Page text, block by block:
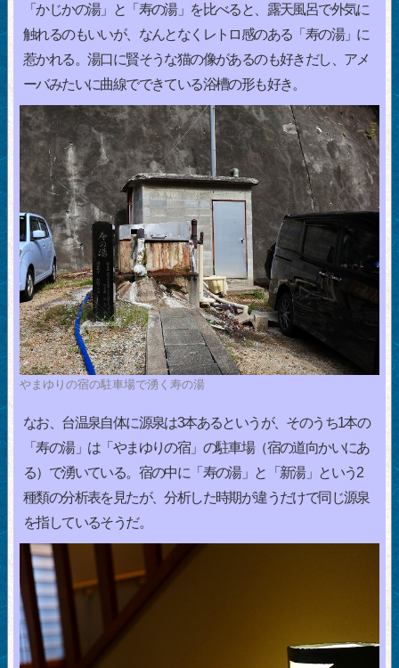
「かじかの湯」と「寿の湯」を比べると、露天風呂で外気に
触れるのもいいが、なんとなくレトロ感のある「寿の湯」に
惹かれる。湯口に賢そうな猫の像があるのも好きだし、アメ
ーバみたいに曲線でできている浴槽の形も好き。
やまゆりの宿の駐車場で湧く寿の湯
なお、台温泉自体に源泉は3本あるというが、そのうち1本の
「寿の湯」は「やまゆりの宿」の駐車場（宿の道向かいにあ
る）で湧いている。宿の中に「寿の湯」と「新湯」という2
種類の分析表を見たが、分析した時期が違うだけで同じ源泉
を指しているそうだ。